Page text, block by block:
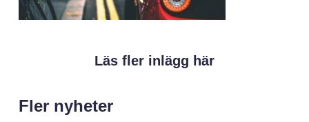
Läs fler inlägg här
Fler nyheter